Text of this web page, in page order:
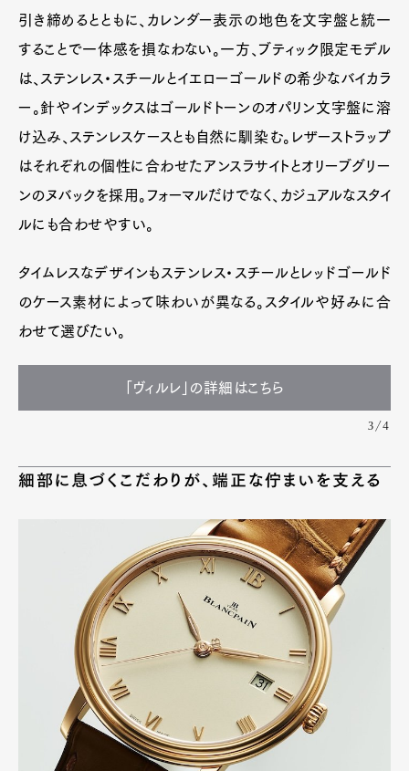
引き締めるとともに、カレンダー表示の地色を文字盤と統一
することで一体感を損なわない。一方、ブティック限定モデル
は、ステンレス・スチールとイエローゴールドの希少なバイカラ
ー。針やインデックスはゴールドトーンのオパリン文字盤に溶
け込み、ステンレスケースとも自然に馴染む。レザーストラップ
はそれぞれの個性に合わせたアンスラサイトとオリーブグリー
ンのヌバックを採用。フォーマルだけでなく、カジュアルなスタイ
ルにも合わせやすい。
タイムレスなデザインもステンレス・スチールとレッドゴールド
のケース素材によって味わいが異なる。スタイルや好みに合
わせて選びたい。
「ヴィルレ」の詳細はこちら
3/4
細部に息づくこだわりが、端正な佇まいを支える